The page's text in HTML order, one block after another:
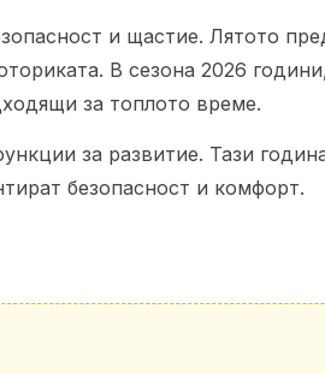
и щастие. Лятото
В сезона 2026
за топлото време.
за развитие. Тази
безопасност и комфорт.